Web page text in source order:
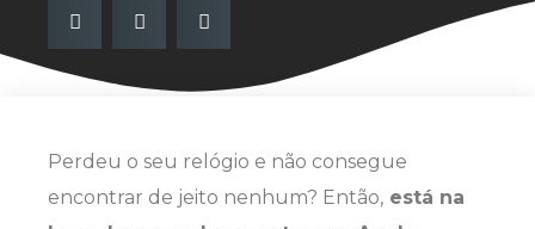
Perdeu o seu relógio e não consegue
encontrar de jeito nenhum? Então, está na